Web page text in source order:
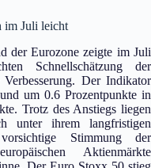
im Juli leicht
der Eurozone zeigte im Juli
Schnellschätzung der
Der Indikator
um 0.6 Prozentpunkte in
Trotz des Anstiegs liegen
unter ihrem langfristigen
Stimmung der
Aktienmärkte